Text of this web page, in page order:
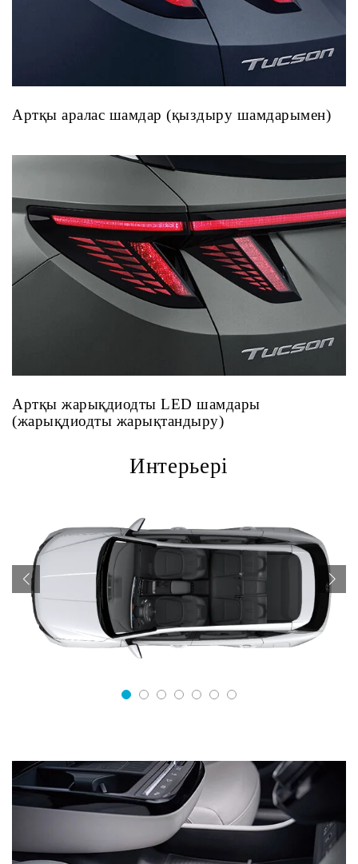
Артқы аралас шамдар (қыздыру шамдарымен)
Артқы жарықдиодты LED шамдары
(жарықдиодты жарықтандыру)
Интерьері